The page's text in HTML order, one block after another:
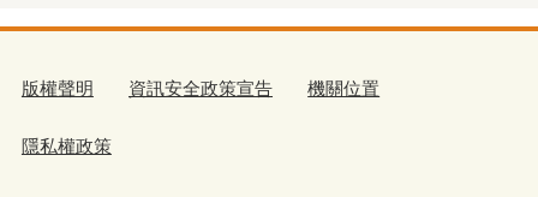
版權聲明 資訊安全政策宣告 機關位置
隱私權政策